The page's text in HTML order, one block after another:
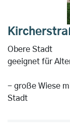
Obere Stadt
geeignet für
- große Wiese
Stadt